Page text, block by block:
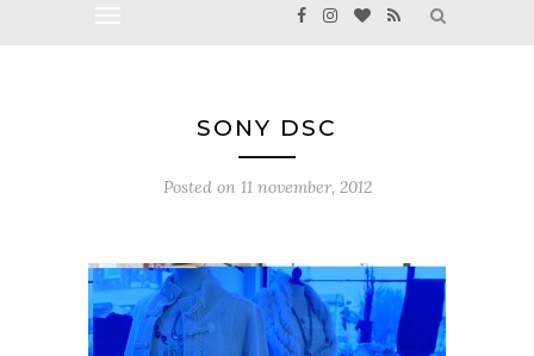
SONY DSC
Posted on 11 november, 2012